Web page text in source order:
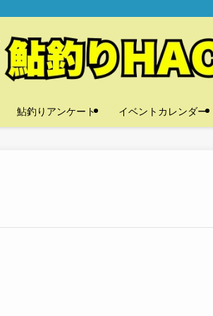
鮎釣りアンケート イベントカレンダー